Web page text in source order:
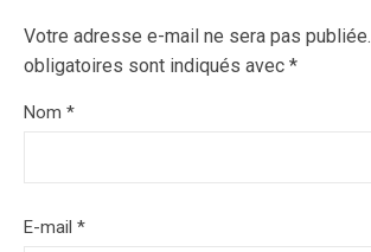
Votre adresse e-mail ne sera pas publiée.
obligatoires sont indiqués avec *
Nom *
E-mail *